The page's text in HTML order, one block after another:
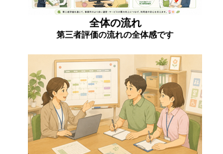
全体の流れ
第三者評価の流れの全体感です